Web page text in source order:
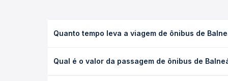
Quanto tempo leva a viagem de ônibus de
(convencional, executivo ou leito) e as condições
Qual é o valor da passagem de ônibus de